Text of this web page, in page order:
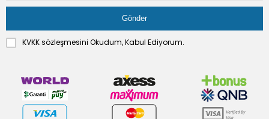
KVKK sözleşmesini Okudum, Kabul Ediyorum.